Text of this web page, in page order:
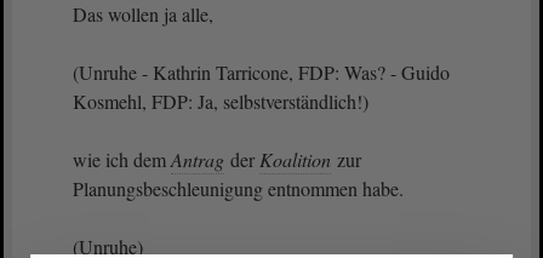
Das wollen ja alle,
(Unruhe - Kathrin Tarricone, FDP: Was? - Guido
Kosmehl, FDP: Ja, selbstverständlich!)
wie ich demAntrag der Koalition zur
Planungsbeschleunigung entnommen habe.
(Unruhe)